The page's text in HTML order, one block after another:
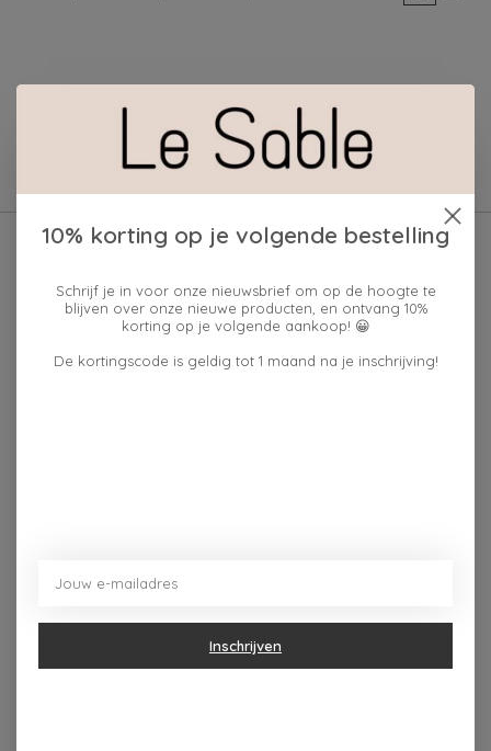
Geen producten gevonden!
zaterdag 10u - 17u ---zondag maandag gesloten
Categorieën
10% korting op je volgende bestelling
Schrijf je in voor onze nieuwsbrief om op de hoogte te
blijven over onze nieuwe producten, en ontvang 10%
korting op je volgende aankoop! 😀
De kortingscode is geldig tot 1 maand na je inschrijving!
Inschrijven